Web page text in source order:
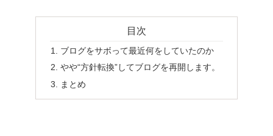
目次
ブログをサボって最近何をしていたのか
やや“方針転換”してブログを再開します。
まとめ